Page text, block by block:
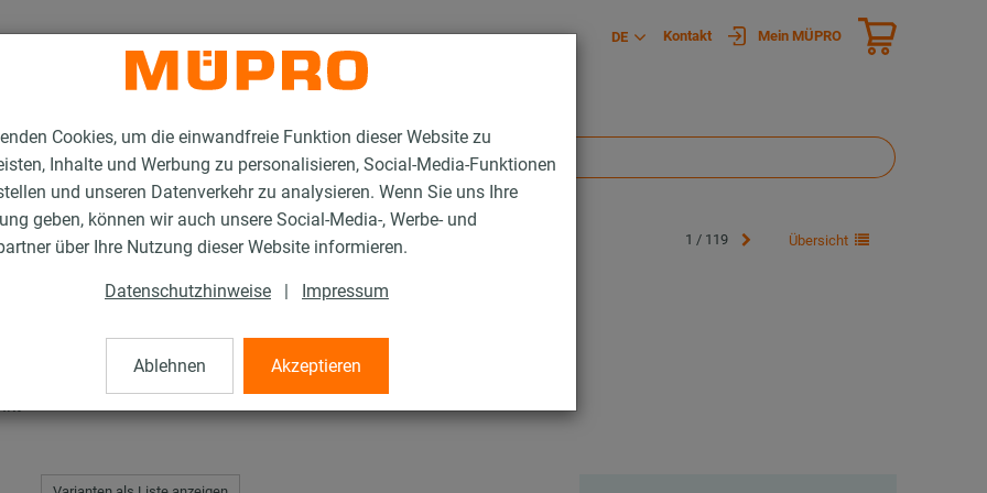
Cookies, um die einwandfreie Funktion dieser Website zu
Inhalte und Werbung zu personalisieren, Social-Media-Funktionen
und unseren Datenverkehr zu analysieren. Wenn Sie uns Ihre
geben, können wir auch unsere Social-Media-, Werbe- und
über Ihre Nutzung dieser Website informieren.
Datenschutzhinweise | Impressum
Ablehnen Akzeptieren
DE Kontakt Mein MÜPRO
Systemschienen 1 / 119 Übersicht